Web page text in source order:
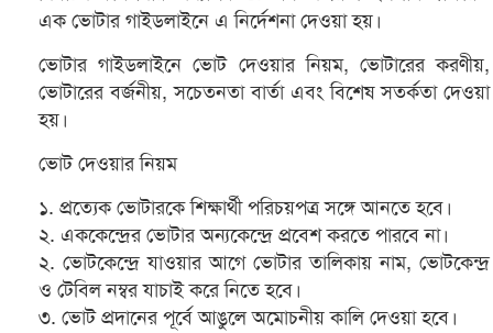
এক ভোটার গাইডলাইনে এ নির্দেশনা দেওয়া হয়।
ভোটার গাইডলাইনে ভোট দেওয়ার নিয়ম, ভোটারের করণীয়,
ভোটারের বর্জনীয়, সচেতনতা বার্তা এবং বিশেষ সতর্কতা দেওয়া
হয়।
ভোট দেওয়ার নিয়ম
১. প্রত্যেক ভোটারকে শিক্ষার্থী পরিচয়পত্র সঙ্গে আনতে হবে।
২. এককেন্দ্রের ভোটার অন্যকেন্দ্রে প্রবেশ করতে পারবে না।
২. ভোটকেন্দ্রে যাওয়ার আগে ভোটার তালিকায় নাম, ভোটকেন্দ্র
ও টেবিল নম্বর যাচাই করে নিতে হবে।
৩. ভোট প্রদানের পূর্বে আঙুলে অমোচনীয় কালি দেওয়া হবে।